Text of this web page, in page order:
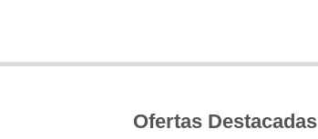
Ofertas Destacadas